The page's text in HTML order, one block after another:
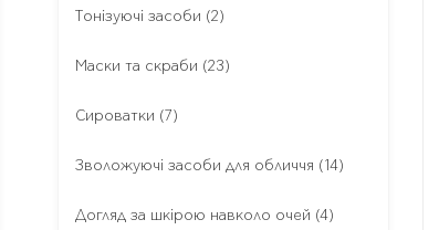
Тонізуючі засоби (2)
Маски та скраби (23)
Сироватки (7)
Зволожуючі засоби для обличчя (14)
Догляд за шкірою навколо очей (4)